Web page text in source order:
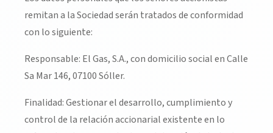
remitan a la Sociedad serán tratados de conformidad
con lo siguiente:
Responsable: El Gas, S.A., con domicilio social en Calle
Sa Mar 146, 07100 Sóller.
Finalidad: Gestionar el desarrollo, cumplimiento y
control de la relación accionarial existente en lo